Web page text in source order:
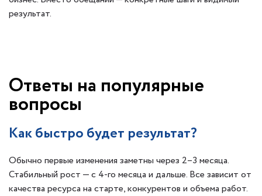
результат.
Ответы на популярные
вопросы
Как быстро будет результат?
Обычно первые изменения заметны через 2–3 месяца.
Стабильный рост — с 4-го месяца и дальше. Все зависит от
качества ресурса на старте, конкурентов и объема работ.